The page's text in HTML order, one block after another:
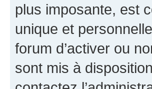
plus imposante, est
unique et
forum d’activer ou
sont mis à